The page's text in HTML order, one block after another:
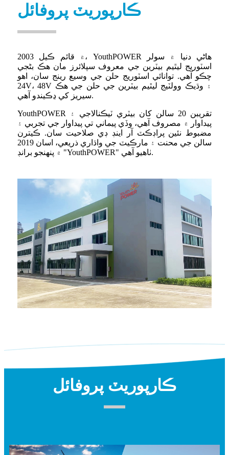
ڪارپوريٽ پروفائل
2003 ۾ قائم ڪيل، YouthPOWER هاڻي دنيا ۾ سولر
اسٽوريج ليٿيم بيٽرين جي معروف سپلائرز مان هڪ بڻجي
چڪو آهي. توانائي اسٽوريج حلن جي وسيع رينج سان، اهو
24V، 48V ۽ وڌيڪ وولٽيج ليٿيم بيٽرين جي حلن جي هڪ
سيريز کي ڍڪيندو آهي.
YouthPOWER تقريبن 20 سالن کان بيٽري ٽيڪنالاجي ۽
پيداوار ۾ مصروف آهي، وڏي پيماني تي پيداوار جي تجربي ۽
مضبوط نئين پراڊڪٽ آر اينڊ ڊي صلاحيت سان. ڪيترن
سالن جي محنت ۽ مارڪيٽ جي واڌاري ذريعي، اسان 2019
۾ پنهنجو برانڊ "YouthPOWER" ٺاهيو آهي.
ڪارپوريٽ پروفائل